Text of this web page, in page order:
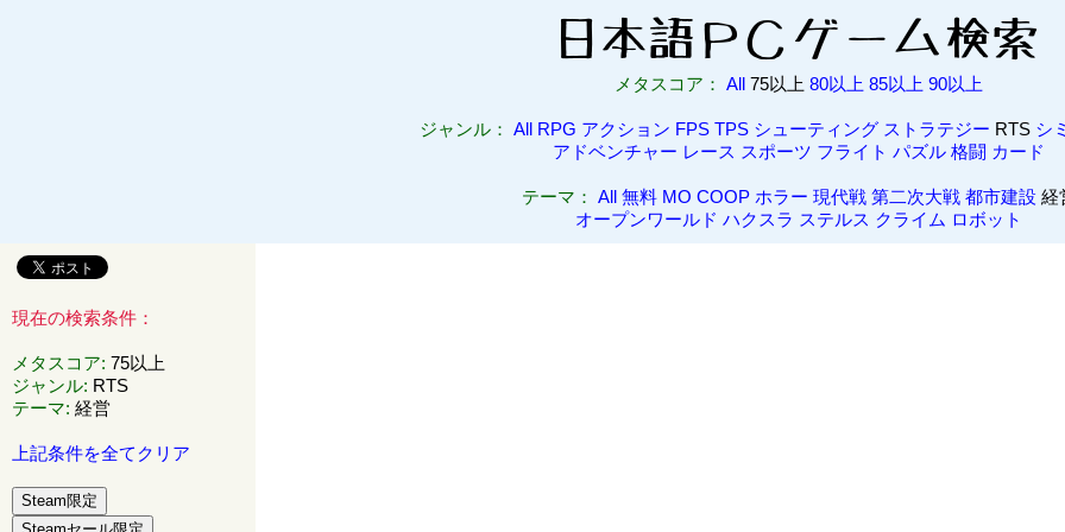
メタスコア： All 75以上 80以上 85以上 90以上
ジャンル： All RPG アクション FPS TPS シューティング ストラテジー RTS シ
アドベンチャー レース スポーツ フライト パズル 格闘 カード
テーマ： All 無料 MO COOP ホラー 現代戦 第二次大戦 都市建設経
オープンワールド ハクスラ ステルス クライム ロボット
現在の検索条件：
メタスコア: 75以上
ジャンル: RTS
テーマ: 経営
上記条件を全てクリア